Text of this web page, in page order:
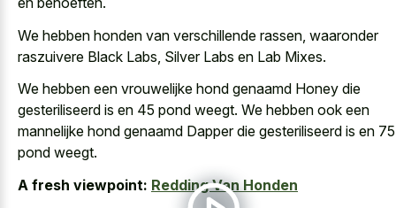
We hebben honden van verschillende rassen, waaronder
raszuivere Black Labs, Silver Labs en Lab Mixes.
We hebben een vrouwelijke hond genaamd Honey die
gesteriliseerd is en 45 pond weegt. We hebben ook een
mannelijke hond genaamd Dapper die gesteriliseerd is en 75
pond weegt.
A fresh viewpoint: Redding Van Honden